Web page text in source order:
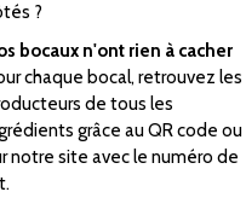
?
bocaux n'ont rien à cacher
chaque bocal, retrouvez les
de tous les
grâce au QR code ou
notre site avec le numéro de